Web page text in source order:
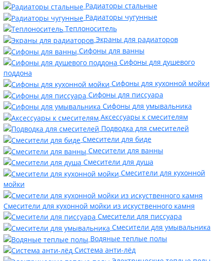
Радиаторы стальные
Радиаторы чугунные
Теплоноситель
Экраны для радиаторов
Сифоны для ванны
Сифоны для душевого
поддона
Сифоны для кухонной мойки
Сифоны для писсуара
Сифоны для умывальника
Аксессуары к смесителям
Подводка для смесителей
Смесители для биде
Смесители для ванны
Смесители для душа
Смесители для кухонной
мойки
Смесители для кухонной мойки из искуственного камня
Смесители для писсуара
Смесители для умывальника
Водяные теплые полы
Система анти-лёд